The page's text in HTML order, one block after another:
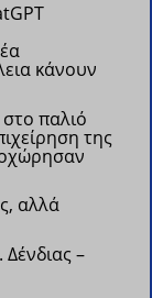
κάνουν
παλιό
της
αλλά
Δένδιας –